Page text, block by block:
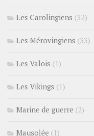
Les Carolingiens (32)
Les Mérovingiens (33)
Les Valois (1)
Les Vikings (1)
Marine de guerre (2)
Mausolée (1)